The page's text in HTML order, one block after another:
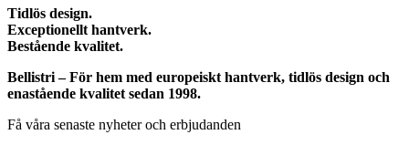
Tidlös design.
Exceptionellt hantverk.
Bestående kvalitet.
Bellistri – För hem med europeiskt hantverk, tidlös design och
enastående kvalitet sedan 1998.
Få våra senaste nyheter och erbjudanden